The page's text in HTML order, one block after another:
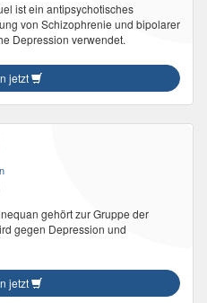
ist ein antipsychotisches
von Schizophrenie und bipolarer
Depression verwendet.
jetzt
gehört zur Gruppe der
gegen Depression und
jetzt